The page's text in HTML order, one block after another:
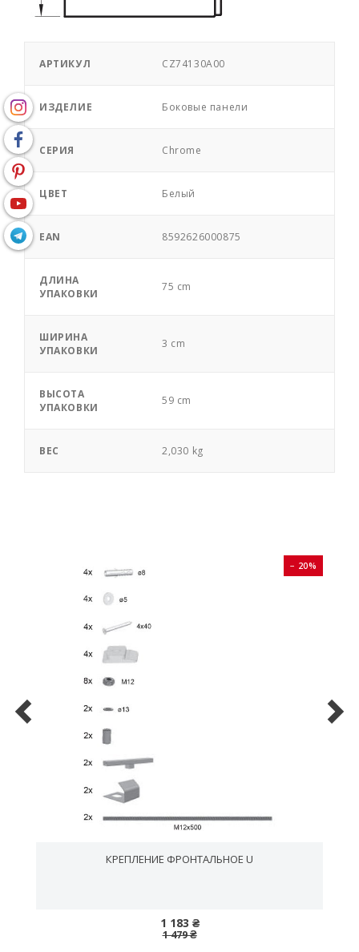
АРТИКУЛ CZ74130A00
ИЗДЕЛИЕ Боковые панели
СЕРИЯ Chrome
ЦВЕТ Белый
EAN 8592626000875
ДЛИНА
УПАКОВКИ
75 cm
ШИРИНА
УПАКОВКИ
3 cm
ВЫСОТА
УПАКОВКИ
59 cm
ВЕС 2,030 kg
− 20%
КРЕПЛЕНИЕ ФРОНТАЛЬНОЕ U
1 183 ₴
1 479 ₴